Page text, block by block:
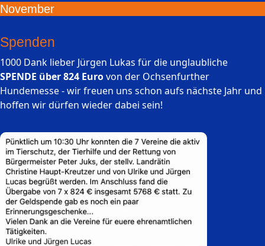
November
Spenden
1000 Dank lieber Jürgen Lukas für die unglaubliche
SPENDE über 824 Eurovon der Ochsenfurther
Hundemesse - wir freuen uns schon aufs nächste Jahr und
hoffen wir dürfen wieder dabei sein!